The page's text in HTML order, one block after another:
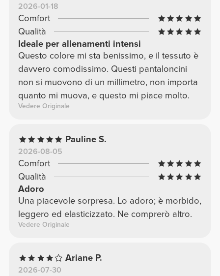
2026-01-18
Comfort
Qualità
Ideale per allenamenti intensi
Questo colore mi sta benissimo, e il tessuto è
davvero comodissimo. Questi pantaloncini
non si muovono di un millimetro, non importa
quanto mi muova, e questo mi piace molto.
Vedere Originale
Pauline S.
2026-08-05
Comfort
Qualità
Adoro
Una piacevole sorpresa. Lo adoro; è morbido,
leggero ed elasticizzato. Ne comprerò altro.
Vedere Originale
Ariane P.
2026-07-30